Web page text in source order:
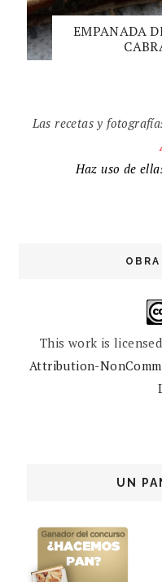
EMPANADA
Las recetas y
Haz uso de
This work is
Attribution-
UN